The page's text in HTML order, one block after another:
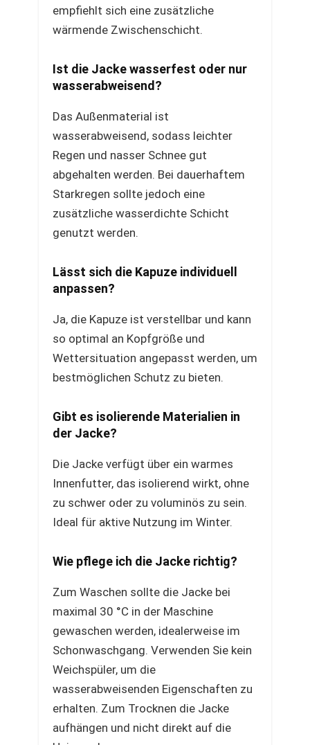
empfiehlt sich eine zusätzliche
wärmende Zwischenschicht.
Ist die Jacke wasserfest oder nur
wasserabweisend?
Das Außenmaterial ist
wasserabweisend, sodass leichter
Regen und nasser Schnee gut
abgehalten werden. Bei dauerhaftem
Starkregen sollte jedoch eine
zusätzliche wasserdichte Schicht
genutzt werden.
Lässt sich die Kapuze individuell
anpassen?
Ja, die Kapuze ist verstellbar und kann
so optimal an Kopfgröße und
Wettersituation angepasst werden, um
bestmöglichen Schutz zu bieten.
Gibt es isolierende Materialien in
der Jacke?
Die Jacke verfügt über ein warmes
Innenfutter, das isolierend wirkt, ohne
zu schwer oder zu voluminös zu sein.
Ideal für aktive Nutzung im Winter.
Wie pflege ich die Jacke richtig?
Zum Waschen sollte die Jacke bei
maximal 30 °C in der Maschine
gewaschen werden, idealerweise im
Schonwaschgang. Verwenden Sie kein
Weichspüler, um die
wasserabweisenden Eigenschaften zu
erhalten. Zum Trocknen die Jacke
aufhängen und nicht direkt auf die